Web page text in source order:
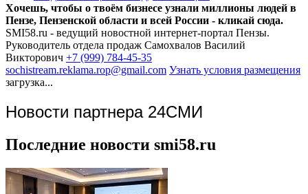
Хочешь, чтобы о твоём бизнесе узнали миллионы людей в
Пензе, Пензенской области и всей России - кликай сюда.
SMI58.ru - ведущий новостной интернет-портал Пензы.
Руководитель отдела продаж Самохвалов Василий
Викторович +7 (999) 784-45-35
sochistream.reklama.rop@gmail.com Узнать условия размещения
загрузка...
Новости партнера 24СМИ
Последние новости smi58.ru